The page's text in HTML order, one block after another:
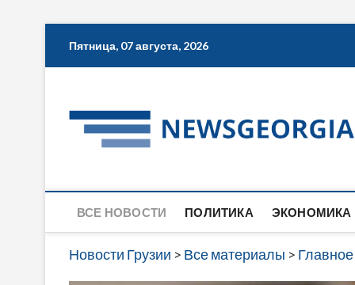
Пятница, 07 августа, 2026
ВСЕ НОВОСТИ ПОЛИТИКА ЭКОНОМИКА
Новости Грузии > Все материалы > Главное